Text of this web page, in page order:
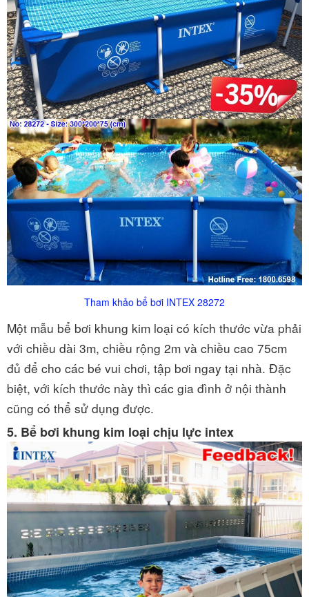
Tham khảo bể bơi INTEX 28272
Một mẫu bể bơi khung kim loại có kích thước vừa phải
với chiều dài 3m, chiều rộng 2m và chiều cao 75cm
đủ để cho các bé vui chơi, tập bơi ngay tại nhà. Đặc
biệt, với kích thước này thì các gia đình ở nội thành
cũng có thể sử dụng được.
5. Bể bơi khung kim loại chịu lực intex